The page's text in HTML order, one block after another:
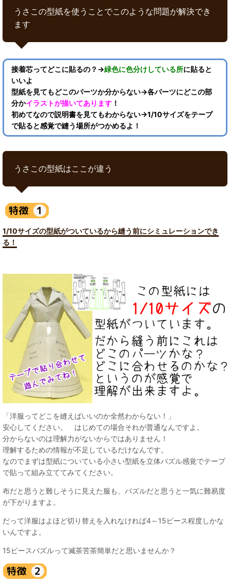
うさこの型紙を使うことでこのような問題が解決でき
ます
接着芯ってどこに貼るの？→緑色に色分けしている所に貼ると
いいよ
型紙を見てもどこのパーツか分からない→各パーツにどこの部
分かイラストが描いてあります ！
初めてなので説明書を見てもわからない→1/10サイズをテープ
で貼ると感覚で縫う場所がつかめるよ！
うさこの型紙はここが違う
1/10サイズの型紙がついているから縫う前にシミュレーションでき
る！
「洋服ってどこを縫えばいいのか全然わからない！」
安心してください。 はじめての場合それが普通なんですよ。
分からないのは理解力がないからではありません！
理解するための情報が不足しているだけなんです。
なのでまずは型紙についている小さい型紙を立体パズル感覚でテープ
で貼って組み立ててみてください。
布だと思うと難しそうに見えた服も、パズルだと思うと一気に難易度
が下がりますよ。
だって洋服はよほど切り替えを入れなければ4～15ピース程度しかな
いんですよ。
15ピースパズルって滅茶苦茶簡単だと思いませんか？